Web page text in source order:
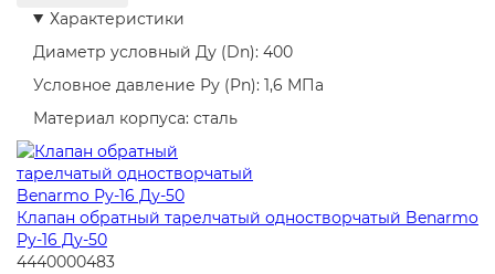
Характеристики
Диаметр условный Ду (Dn): 400
Условное давление Ру (Pn): 1,6 МПа
Материал корпуса: сталь
Клапан обратный тарелчатый одностворчатый Benarmo
Ру-16 Ду-50
4440000483